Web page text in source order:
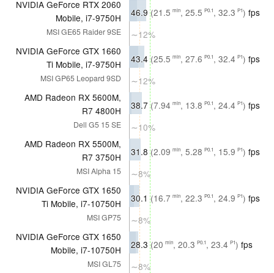
NVIDIA GeForce RTX 2060
Mobile, i7-9750H
MSI GE65 Raider 9SE
46.9(21.5 min, 25.5 P0.1, 32.3 P1) fps
∼12%
NVIDIA GeForce GTX 1660
Ti Mobile, i7-9750H
MSI GP65 Leopard 9SD
43.4(25.5 min, 27.6 P0.1, 32.4 P1) fps
∼12%
AMD Radeon RX 5600M,
R7 4800H
Dell G5 15 SE
38.7(7.94 min, 13.8 P0.1, 24.4 P1) fps
∼10%
AMD Radeon RX 5500M,
R7 3750H
MSI Alpha 15
31.8(2.09 min, 5.28 P0.1, 15.9 P1) fps
∼8%
NVIDIA GeForce GTX 1650
Ti Mobile, i7-10750H
MSI GP75
30.1(16.7 min, 22.3 P0.1, 24.9 P1) fps
∼8%
NVIDIA GeForce GTX 1650
Mobile, i7-10750H
MSI GL75
28.3(20 min, 20.3 P0.1, 23.4 P1) fps
∼8%